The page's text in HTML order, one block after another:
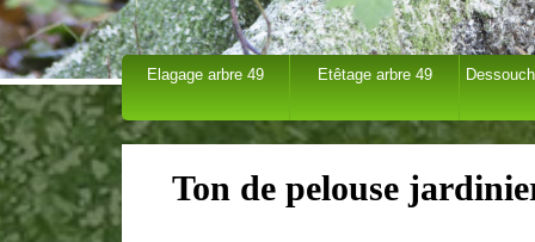
Elagage arbre 49 Etêtage arbre 49
Ton de pelouse